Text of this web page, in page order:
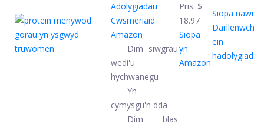
Adolygiadau
Cwsmeriaid
Amazon
Dim siwgrau
wedi'u
hychwanegu
Yn
cymysgu'n dda
Dim blas
Pris: $
18.97
Siopa
yn
Amazon
Siopa nawr
Darllenwch
ein
hadolygiad